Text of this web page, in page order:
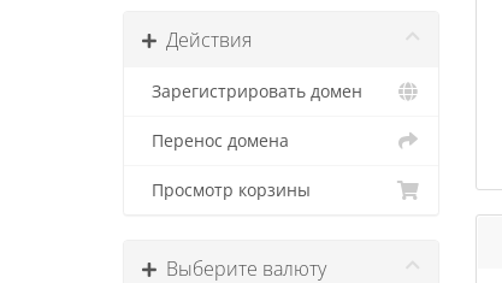
Действия
Зарегистрировать домен
Перенос домена
Просмотр корзины
Выберите валюту